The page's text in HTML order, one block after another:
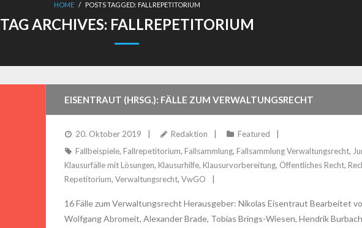
HOME / POSTS TAGGED: FALLREPETITORIUM
TAG ARCHIVES: FALLREPETITORIUM
EISENTRAUT (HRSG.): FÄLLE ZUM VERWALTUNGSRECHT
20. Oktober 2019 Redaktion
Featured
Fallbeispiele, Fallrepetitorium, Fallsammlung, Fallsammlung Verwaltungsrecht,
Klausurfälle mit Lösungen, Klausurhilfe, Klausurvorbereitung, Öffentliches Recht,
Repetitorium, Verwaltungsrecht, VwGO
16 Fälle zum Verwaltungsrecht Herausgeber: Nikolas Eisentraut Bearbeitet
Wolfgang Abromeit, Alexander Brade, Tobias Brings-Wiesen, Hendrik